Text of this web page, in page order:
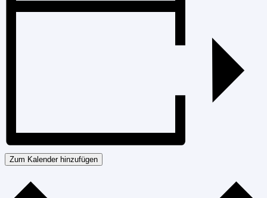
Zum Kalender hinzufügen